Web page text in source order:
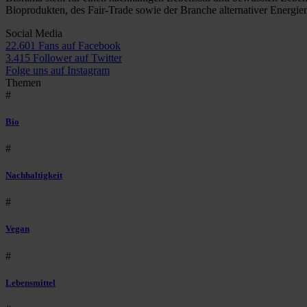
Bioprodukten, des Fair-Trade sowie der Branche alternativer
Social Media
22.601 Fans auf Facebook
3.415 Follower auf Twitter
Folge uns auf Instagram
Themen
#
Bio
#
Nachhaltigkeit
#
Vegan
#
Lebensmittel